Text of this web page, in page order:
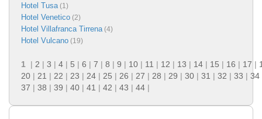
Hotel Tusa(1)
Hotel Venetico (2)
Hotel Villafranca Tirrena(4)
Hotel Vulcano (19)
1 | 2 | 3 | 4 | 5 | 6 | 7 | 8 | 9 | 10 | 11 | 12 | 13 | 14 | 15 | 16 | 17 |
20 | 21 | 22 | 23 | 24 | 25 | 26 | 27 | 28 | 29 | 30 | 31 | 32 | 33 | 34
37 | 38 | 39 | 40 | 41 | 42 | 43 | 44 |